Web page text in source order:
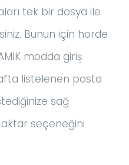
tek bir dosya ile
Bunun için horde
modda giriş
listelenen posta
sağ
aktar seçeneğini